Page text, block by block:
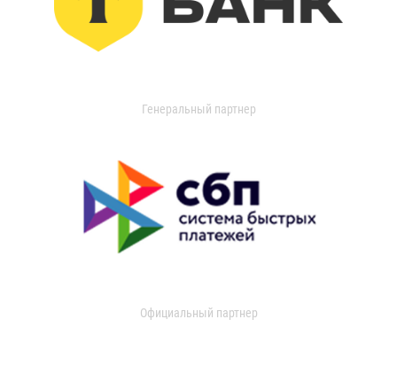
Генеральный партнер
Официальный партнер